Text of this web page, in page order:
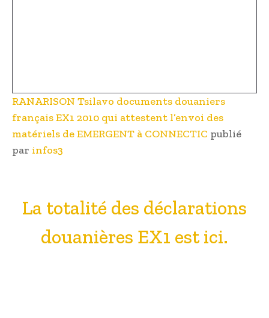
RANARISON Tsilavo documents douaniers
français EX1 2010 qui attestent l’envoi des
matériels de EMERGENT à CONNECTIC publié
par infos3
La totalité des déclarations
douanières EX1 est ici.